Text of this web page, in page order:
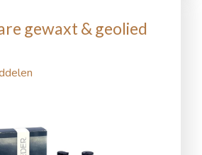
gewaxt & geolied